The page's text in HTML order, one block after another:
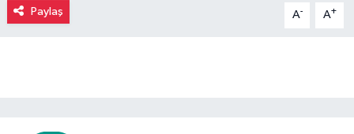
Paylaş A- A+